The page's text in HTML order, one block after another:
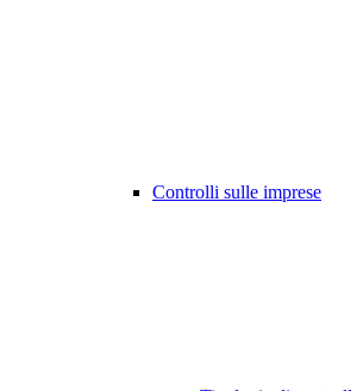
Controlli sulle imprese